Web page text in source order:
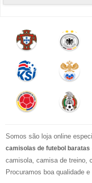
Somos são loja online
camisolas de futebol baratas
camisola, camisa de treino,
Procuramos boa qualidade